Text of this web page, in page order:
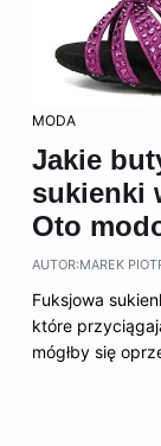
MODA
Jakie
sukienki
Oto
AUTOR:MAREK
Fuksjowa
które
mógłby się